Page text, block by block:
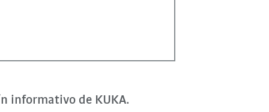
informativo de KUKA.